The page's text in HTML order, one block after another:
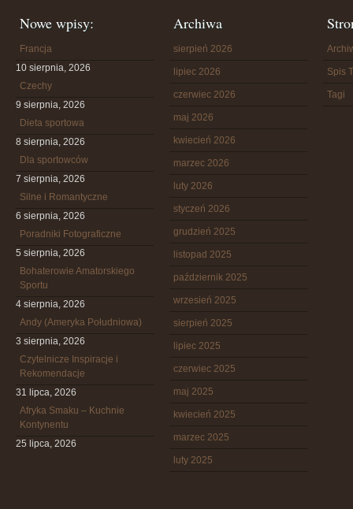
Nowe wpisy:
Francja
10 sierpnia, 2026
Czechy
9 sierpnia, 2026
Dieta sportowa
8 sierpnia, 2026
Dla sportowców
7 sierpnia, 2026
Silne i Romantyczne
6 sierpnia, 2026
Poradniki Fotograficzne
5 sierpnia, 2026
Bohaterowie Amatorskiego
Sportu
4 sierpnia, 2026
Andy (Ameryka Południowa)
3 sierpnia, 2026
Czytelnicze Inspiracje i
Rekomendacje
31 lipca, 2026
Afryka Smaku – Kuchnie
Kontynentu
25 lipca, 2026
Archiwa
sierpień 2026
lipiec 2026
czerwiec 2026
maj 2026
kwiecień 2026
marzec 2026
luty 2026
styczeń 2026
grudzień 2025
listopad 2025
październik 2025
wrzesień 2025
sierpień 2025
lipiec 2025
czerwiec 2025
maj 2025
kwiecień 2025
marzec 2025
luty 2025
Spis
Tagi